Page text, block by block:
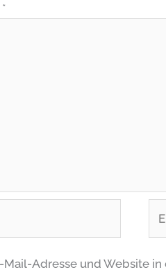
*
Mail-Adresse und Website